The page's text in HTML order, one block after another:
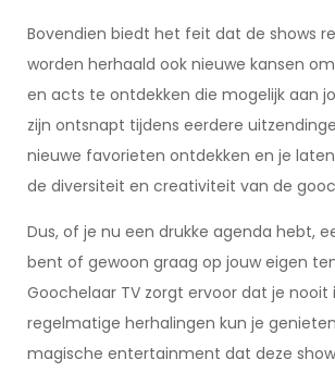
Bovendien biedt het feit dat de shows
worden herhaald ook nieuwe kansen
en acts te ontdekken die mogelijk aan
zijn ontsnapt tijdens eerdere
nieuwe favorieten ontdekken en je
de diversiteit en creativiteit van de
Dus, of je nu een drukke agenda hebt,
bent of gewoon graag op jouw eigen
Goochelaar TV zorgt ervoor dat je nooit
regelmatige herhalingen kun je
magische entertainment dat deze